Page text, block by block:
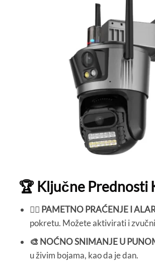
🏆 Ključne Prednosti
🏃‍♂️ PAMETNO PRAĆENJE I
pokretu. Možete aktivirati i
🎨 NOĆNO SNIMANJE U
u živim bojama, kao da je dan.